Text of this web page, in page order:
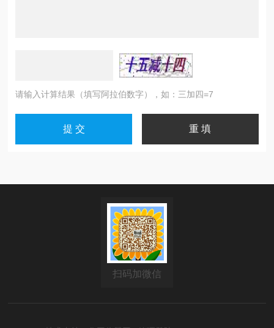
请输入计算结果（填写阿拉伯数字），如：三加四=7
扫码加微信